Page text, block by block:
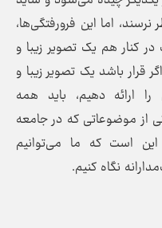
اما این فرورفتگی‌ها،
کنار هم یک تصویر زیبا و
قرار باشد یک تصویر زیبا و
ارائه دهیم، باید همه
از موضوعاتی که در جامعه
این است که ما می‌توانیم
نگاه کنیم.